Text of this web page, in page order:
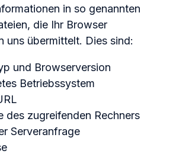
in so genannten
die Ihr Browser
uns übermittelt. Dies sind:
und Browserversion
Betriebssystem
des zugreifenden Rechners
Serveranfrage